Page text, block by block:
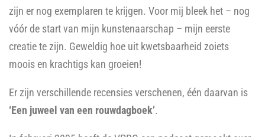
zijn er nog exemplaren te krijgen. Voor mij bleek het – nog
vóór de start van mijn kunstenaarschap – mijn eerste
creatie te zijn. Geweldig hoe uit kwetsbaarheid zoiets
moois en krachtigs kan groeien!
Er zijn verschillende recensies verschenen, één daarvan is
‘Een juweel van een rouwdagboek’.